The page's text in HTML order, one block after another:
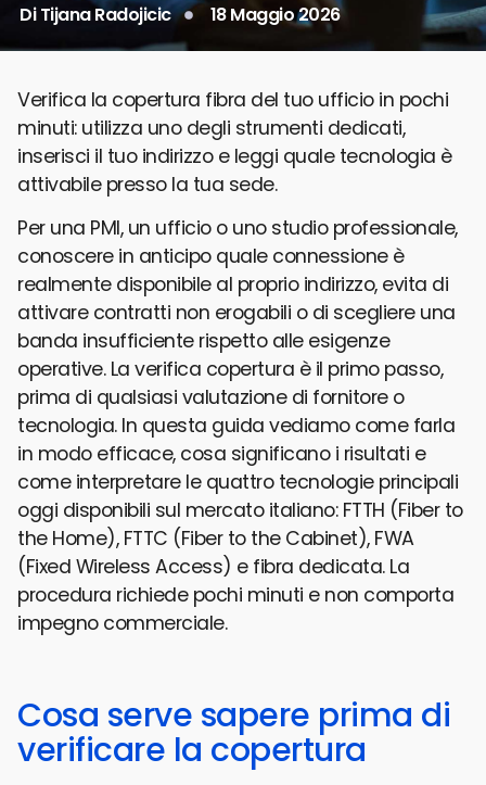
DiTijana Radojicic 18 Maggio 2026
Verifica la copertura fibra del tuo ufficio in pochi
minuti: utilizza uno degli strumenti dedicati,
inserisci il tuo indirizzo e leggi quale tecnologia è
attivabile presso la tua sede.
Per una PMI, un ufficio o uno studio professionale,
conoscere in anticipo quale connessione è
realmente disponibile al proprio indirizzo, evita di
attivare contratti non erogabili o di scegliere una
banda insufficiente rispetto alle esigenze
operative. La verifica copertura è il primo passo,
prima di qualsiasi valutazione di fornitore o
tecnologia. In questa guida vediamo come farla
in modo efficace, cosa significano i risultati e
come interpretare le quattro tecnologie principali
oggi disponibili sul mercato italiano: FTTH (Fiber to
the Home), FTTC (Fiber to the Cabinet), FWA
(Fixed Wireless Access) e fibra dedicata. La
procedura richiede pochi minuti e non comporta
impegno commerciale.
Cosa serve sapere prima di
verificare la copertura